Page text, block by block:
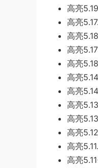
高亮
高亮
高亮
高亮
高亮
高亮
高亮
高亮
高亮
高亮
高亮
高亮